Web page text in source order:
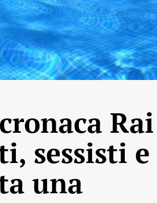
Rai
sessisti e
una